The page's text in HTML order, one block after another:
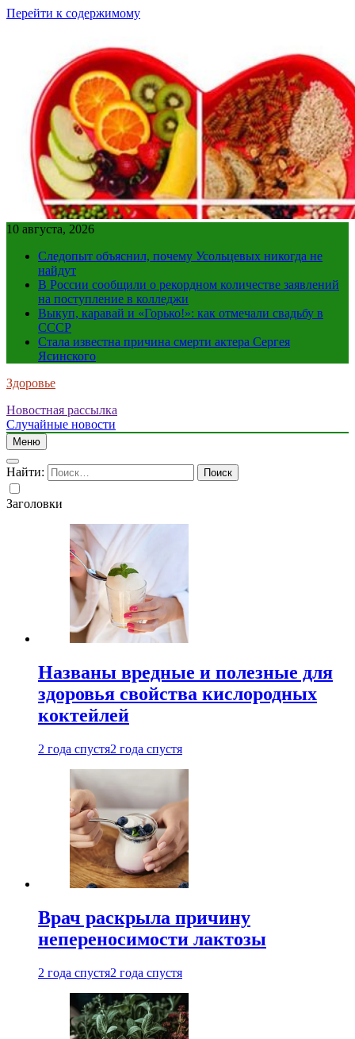
Перейти к содержимому
10 августа, 2026
Следопыт объяснил, почему Усольцевых никогда не
найдут
В России сообщили о рекордном количестве заявлений
на поступление в колледжи
Выкуп, каравай и «Горько!»: как отмечали свадьбу в
СССР
Стала известна причина смерти актера Сергея
Ясинского
Здоровье
Новостная рассылка
Случайные новости
Меню
Найти:
Заголовки
Названы вредные и полезные для
здоровья свойства кислородных
коктейлей
2 года спустя2 года спустя
Врач раскрыла причину
непереносимости лактозы
2 года спустя2 года спустя